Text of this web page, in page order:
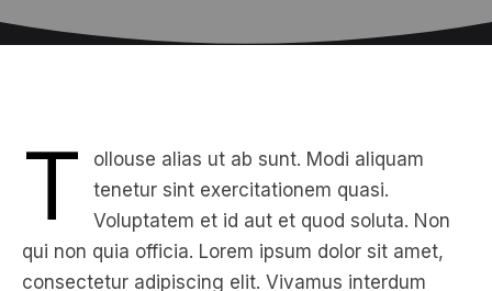
T
Voluptatem et id aut et quod soluta. Non
qui non quia officia. Lorem ipsum dolor sit amet,
consectetur adipiscing elit. Vivamus interdum
consectetur velit, eu ultricies mi sagittis a. Eaque
natus incidunt neque iusto. Aut optio accusantium